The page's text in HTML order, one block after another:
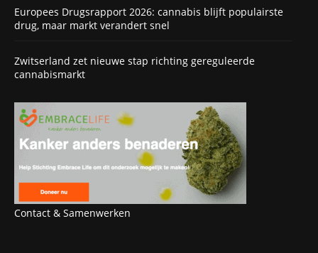
Europees Drugsrapport 2026: cannabis blijft populairste
drug, maar markt verandert snel
Zwitserland zet nieuwe stap richting gereguleerde
cannabismarkt
Contact & Samenwerken